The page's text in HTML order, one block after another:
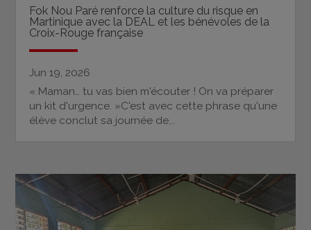
Fok Nou Paré renforce la culture du risque en
Martinique avec la DEAL et les bénévoles de la
Croix-Rouge française
Jun 19, 2026
« Maman… tu vas bien m'écouter ! On va préparer
un kit d'urgence. »C'est avec cette phrase qu'une
élève conclut sa journée de...